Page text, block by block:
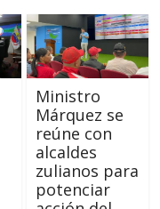
Ministro
Márquez se
reúne con
alcaldes
zulianos para
potenciar